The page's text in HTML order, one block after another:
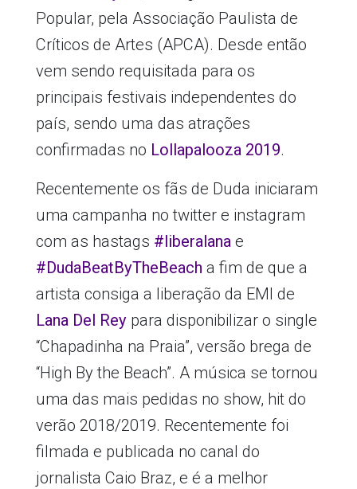
Popular, pela Associação Paulista de
Críticos de Artes (APCA). Desde então
vem sendo requisitada para os
principais festivais independentes do
país, sendo uma das atrações
confirmadas no Lollapalooza 2019.
Recentemente os fãs de Duda iniciaram
uma campanha no twitter e instagram
com as hastags #liberalanae
#DudaBeatByTheBeach a fim de que a
artista consiga a liberação da EMI de
Lana Del Rey para disponibilizar o single
“Chapadinha na Praia”, versão brega de
“High By the Beach”. A música se tornou
uma das mais pedidas no show, hit do
verão 2018/2019. Recentemente foi
filmada e publicada no canal do
jornalista Caio Braz, e é a melhor